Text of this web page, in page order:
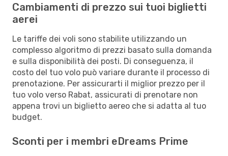
Cambiamenti di prezzo sui tuoi biglietti
aerei
Le tariffe dei voli sono stabilite utilizzando un
complesso algoritmo di prezzi basato sulla domanda
e sulla disponibilità dei posti. Di conseguenza, il
costo del tuo volo può variare durante il processo di
prenotazione. Per assicurarti il miglior prezzo per il
tuo volo verso Rabat, assicurati di prenotare non
appena trovi un biglietto aereo che si adatta al tuo
budget.
Sconti per i membri eDreams Prime